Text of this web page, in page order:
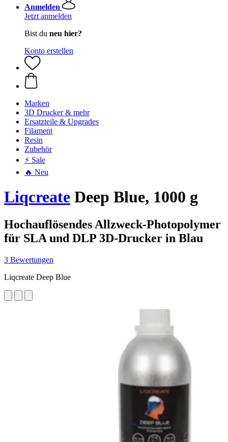
Anmelden
Jetzt anmelden
Bist du neu hier?
Konto erstellen
Marken
3D Drucker & mehr
Ersatzteile & Upgrades
Filament
Resin
Zubehör
⚡ Sale
🔥 Neu
Liqcreate Deep Blue, 1000 g
Hochauflösendes Allzweck-Photopolymer
für SLA und DLP 3D-Drucker in Blau
3 Bewertungen
Liqcreate Deep Blue